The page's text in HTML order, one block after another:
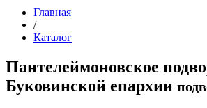
Главная
/
Каталог
Пантелеймоновское
Буковинской епархии